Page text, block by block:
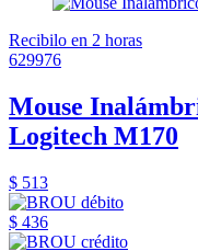
Recibilo en 2 horas
629976
Mouse
Logitech M170
$ 513
$ 436